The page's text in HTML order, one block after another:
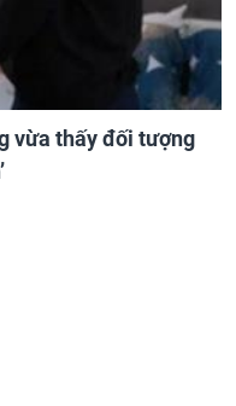
vừa thấy đối tượng